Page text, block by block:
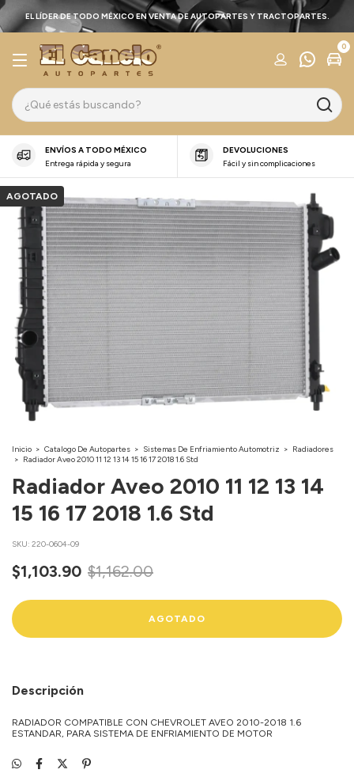
EL LÍDER DE TODO MÉXICO EN VENTA DE AUTOPARTES Y TRACTOPARTES.
0
ENVÍOS A TODO MÉXICO
Entrega rápida y segura
DEVOLUCIONES
Fácil y sin complicaciones
AGOTADO
Inicio > Catalogo De Autopartes > Sistemas De Enfriamiento Automotriz > Radiadores
> Radiador Aveo 2010 11 12 13 14 15 16 17 2018 1.6 Std
Radiador Aveo 2010 11 12 13 14
15 16 17 2018 1.6 Std
SKU: 220-0604-09
$1,103.90 $1,162.00
Descripción
RADIADOR COMPATIBLE CON CHEVROLET AVEO 2010-2018 1.6
ESTANDAR, PARA SISTEMA DE ENFRIAMIENTO DE MOTOR